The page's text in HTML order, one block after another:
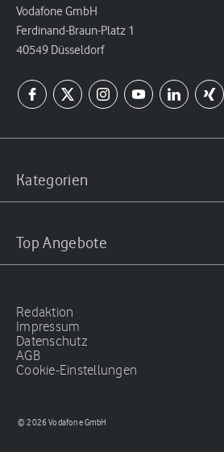
Vodafone GmbH
Ferdinand-Braun-Platz 1
40549 Düsseldorf
Kategorien
Top Angebote
Redaktion
Impressum
Datenschutz
AGB
Cookie-Einstellungen
© 2026 Vodafone GmbH